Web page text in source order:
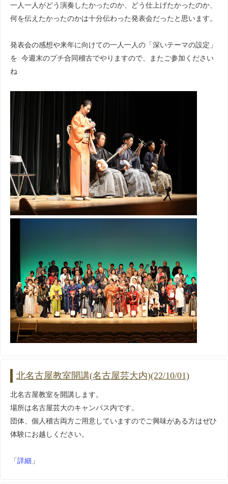
一人一人がどう演奏したかったのか、どう仕上げたかったのか、
何を伝えたかったのかは十分伝わった発表会だったと思います。
発表会の感想や来年に向けての一人一人の「深いテーマの設定」
を 今週末のプチ合同稽古でやりますので、またご参加ください
ね
北名古屋教室開講(名古屋芸大内)(22/10/01)
北名古屋教室を開講します。
場所は名古屋芸大のキャンパス内です。
団体、個人稽古両方ご用意していますのでご興味がある方はぜひ
体験にお越しください。
「詳細 」